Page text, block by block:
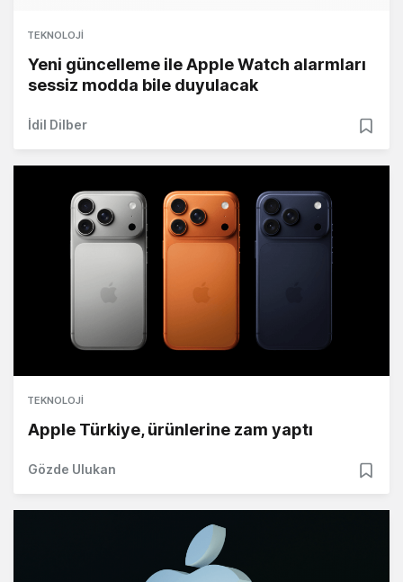
TEKNOLOJI
Yeni güncelleme ile Apple Watch alarmları
sessiz modda bile duyulacak
İdil Dilber
TEKNOLOJI
Apple Türkiye, ürünlerine zam yaptı
Gözde Ulukan